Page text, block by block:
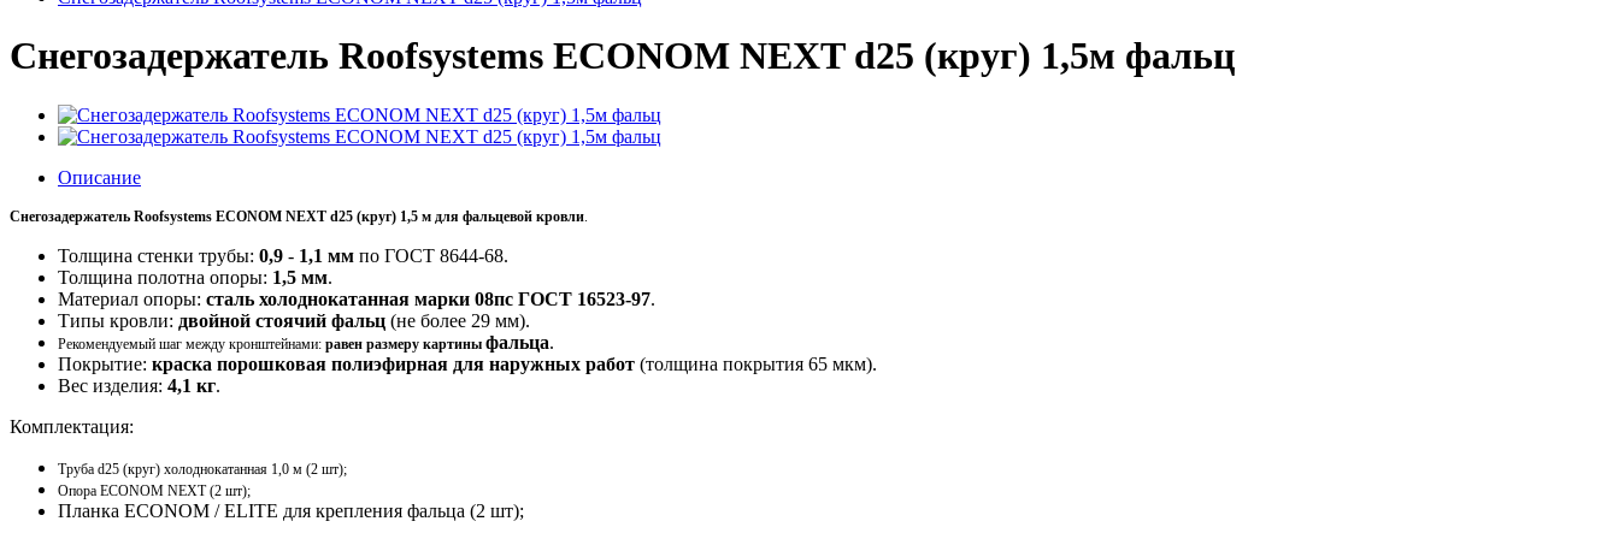
Снегозадержатель Roofsystems ECONOM NEXT d25 (круг) 1,5м фальц
Описание
Снегозадержатель Roofsystems ECONOM NEXT d25 (круг) 1,5 м для фальцевой кровли.
Толщина стенки трубы: 0,9 - 1,1 мм по ГОСТ 8644-68.
Толщина полотна опоры: 1,5 мм.
Материал опоры: сталь холоднокатанная марки 08пс ГОСТ 16523-97.
Типы кровли: двойной стоячий фальц (не более 29 мм).
Рекомендуемый шаг между кронштейнами: равен размеру картины фальца.
Покрытие: краска порошковая полиэфирная для наружных работ (толщина покрытия 65 мкм).
Вес изделия: 4,1 кг.
Комплектация:
Труба d25 (круг) холоднокатанная 1,0 м (2 шт);
Опора ECONOM NEXT (2 шт);
Планка ECONOM / ELITE для крепления фальца (2 шт);